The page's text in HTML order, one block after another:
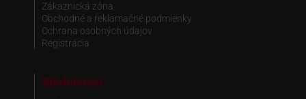
Zákaznická zóna
Obchodné a reklamačné podmienky
Ochrana osobných údajov
Registrácia
Spoločnosť